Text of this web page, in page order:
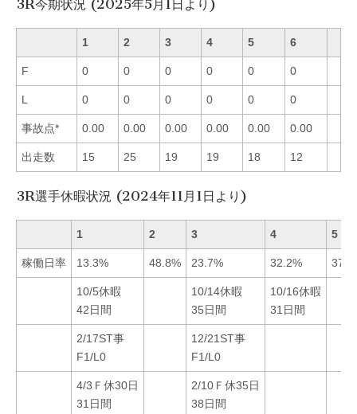
3R今期状況 (2025年5月1日より)
1 2 3 4 5 6
F 0 0 0 0 0 0
L 0 0 0 0 0 0
事故点* 0.00 0.00 0.00 0.00 0.00 0.00
出走数 15 25 19 19 18 12
3R選手休暇状況 (2024年11月1日より)
1 2 3 4 5
稼働日率 13.3% 48.8% 23.7% 32.2%
10/5休暇
42日間
10/14休暇
35日間
10/16休暇
31日間
2/17ST事
F1/L0
12/21ST事
F1/L0
4/3Ｆ休30日
31日間
2/10Ｆ休35日
38日間